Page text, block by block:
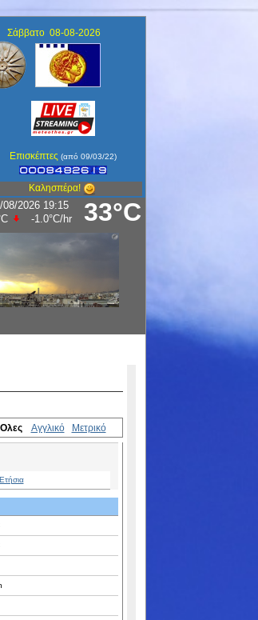
Σάββατο 08-08-2026
Επισκέπτες (από 09/03/22)
Καλησπέρα!
33°C
08/2026 19:15
52%
Ολες Αγγλικό Μετρικό
Ετήσια